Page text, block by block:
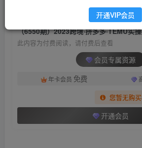
此内容为付费阅读，请付费后查看
会员专属资源
年卡会员 免费
您暂无购
开通会员
开通VIP会员